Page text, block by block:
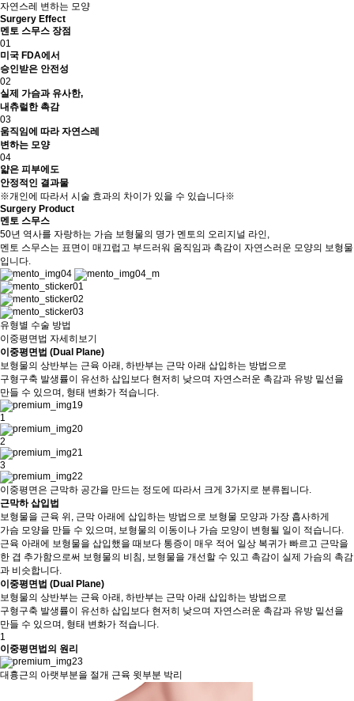
자연스레 변하는 모양
Surgery Effect
멘토 스무스 장점
01
미국 FDA에서
승인받은 안전성
02
실제 가슴과 유사한,
내츄럴한 촉감
03
움직임에 따라 자연스레
변하는 모양
04
얇은 피부에도
안정적인 결과물
※개인에 따라서 시술 효과의 차이가 있을 수 있습니다※
Surgery Product
멘토 스무스
50년 역사를 자랑하는 가슴 보형물의 명가 멘토의 오리지널 라인,
멘토 스무스는 표면이 매끄럽고 부드러워 움직임과 촉감이 자연스러운 모양의 보형물
입니다.
유형별 수술 방법
이중평면법 자세히보기
이중평면법 (Dual Plane)
보형물의 상반부는 근육 아래, 하반부는 근막 아래 삽입하는 방법으로
구형구축 발생률이 유선하 삽입보다 현저히 낮으며 자연스러운 촉감과 유방 밑선을
만들 수 있으며, 형태 변화가 적습니다.
1
2
3
이중평면은 근막하 공간을 만드는 정도에 따라서 크게 3가지로 분류됩니다.
근막하 삽입법
보형물을 근육 위, 근막 아래에 삽입하는 방법으로 보형물 모양과 가장 흡사하게
가슴 모양을 만들 수 있으며, 보형물의 이동이나 가슴 모양이 변형될 일이 적습니다.
근육 아래에 보형물을 삽입했을 때보다 통증이 매우 적어 일상 복귀가 빠르고 근막을
한 겹 추가함으로써 보형물의 비침, 보형물을 개선할 수 있고 촉감이 실제 가슴의 촉감
과 비슷합니다.
이중평면법 (Dual Plane)
보형물의 상반부는 근육 아래, 하반부는 근막 아래 삽입하는 방법으로
구형구축 발생률이 유선하 삽입보다 현저히 낮으며 자연스러운 촉감과 유방 밑선을
만들 수 있으며, 형태 변화가 적습니다.
1
이중평면법의 원리
대흉근의 아랫부분을 절개 근육 윗부분 박리